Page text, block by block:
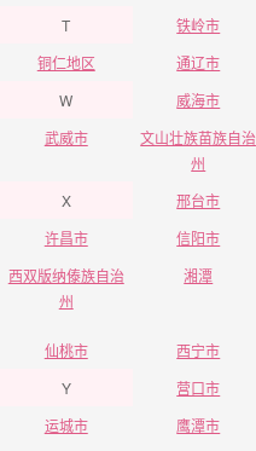
T
铁岭市
铜仁地区
通辽市
W
威海市
武威市
文山壮族苗族自治
州
X
邢台市
许昌市
信阳市
西双版纳傣族自治
州
湘潭
仙桃市
西宁市
Y
营口市
运城市
鹰潭市